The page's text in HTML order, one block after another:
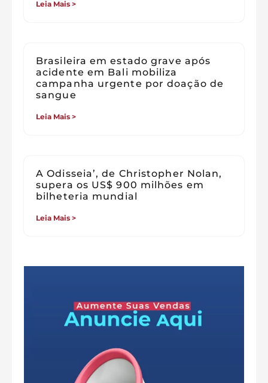
Leia Mais >
Brasileira em estado grave após
acidente em Bali mobiliza
campanha urgente por doação de
sangue
Leia Mais >
A Odisseia’, de Christopher Nolan,
supera os US$ 900 milhões em
bilheteria mundial
Leia Mais >